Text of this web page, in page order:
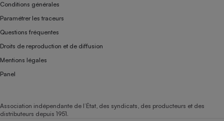
Conditions générales
Paramétrer les traceurs
Questions fréquentes
Droits de reproduction et de diffusion
Mentions légales
Panel
Association indépendante de l’État, des syndicats, des producteurs et des
distributeurs depuis 1951.